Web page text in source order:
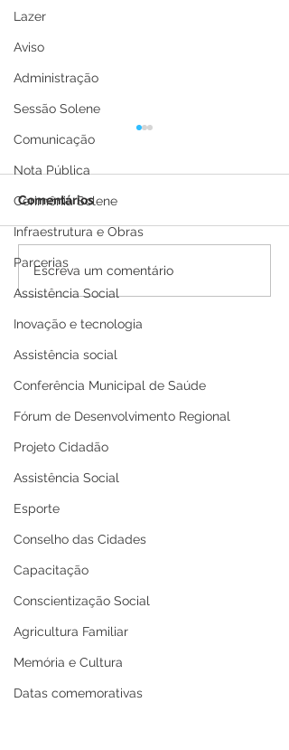
Lazer
Aviso
Administração
Sessão Solene
Comunicação
Nota Pública
Cerimônia Solene
Infraestrutura e Obras
Parcerias
Assistência Social
Inovação e tecnologia
Assistência social
Conferência Municipal de Saúde
Fórum de Desenvolvimento Regional
Projeto Cidadão
Assistência Social
Esporte
Conselho das Cidades
Capacitação
Conscientização Social
Agricultura Familiar
Memória e Cultura
Datas comemorativas
Boletim Covid-19
atualizado, 25 de julho
Comentários
Escreva um comentário